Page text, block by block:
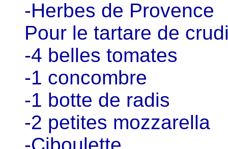
-Herbes de Provence
Pour le tartare de
-4 belles tomates
-1 concombre
-1 botte de radis
-2 petites mozzarella